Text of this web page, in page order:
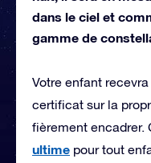
dans le ciel et
gamme de
Votre enfant
certificat sur la
fièrement encadrer.
ultime pour tout